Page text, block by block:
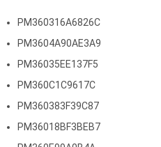
PM360316A6826C
PM3604A90AE3A9
PM36035EE137F5
PM360C1C9617C
PM360383F39C87
PM36018BF3BEB7